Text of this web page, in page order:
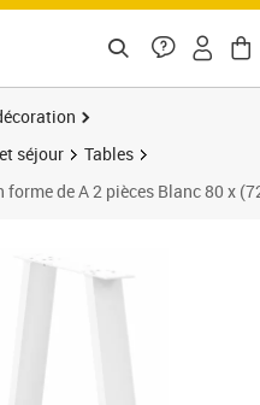
séjour
Tables
de A 2 pièces Blanc 80 x